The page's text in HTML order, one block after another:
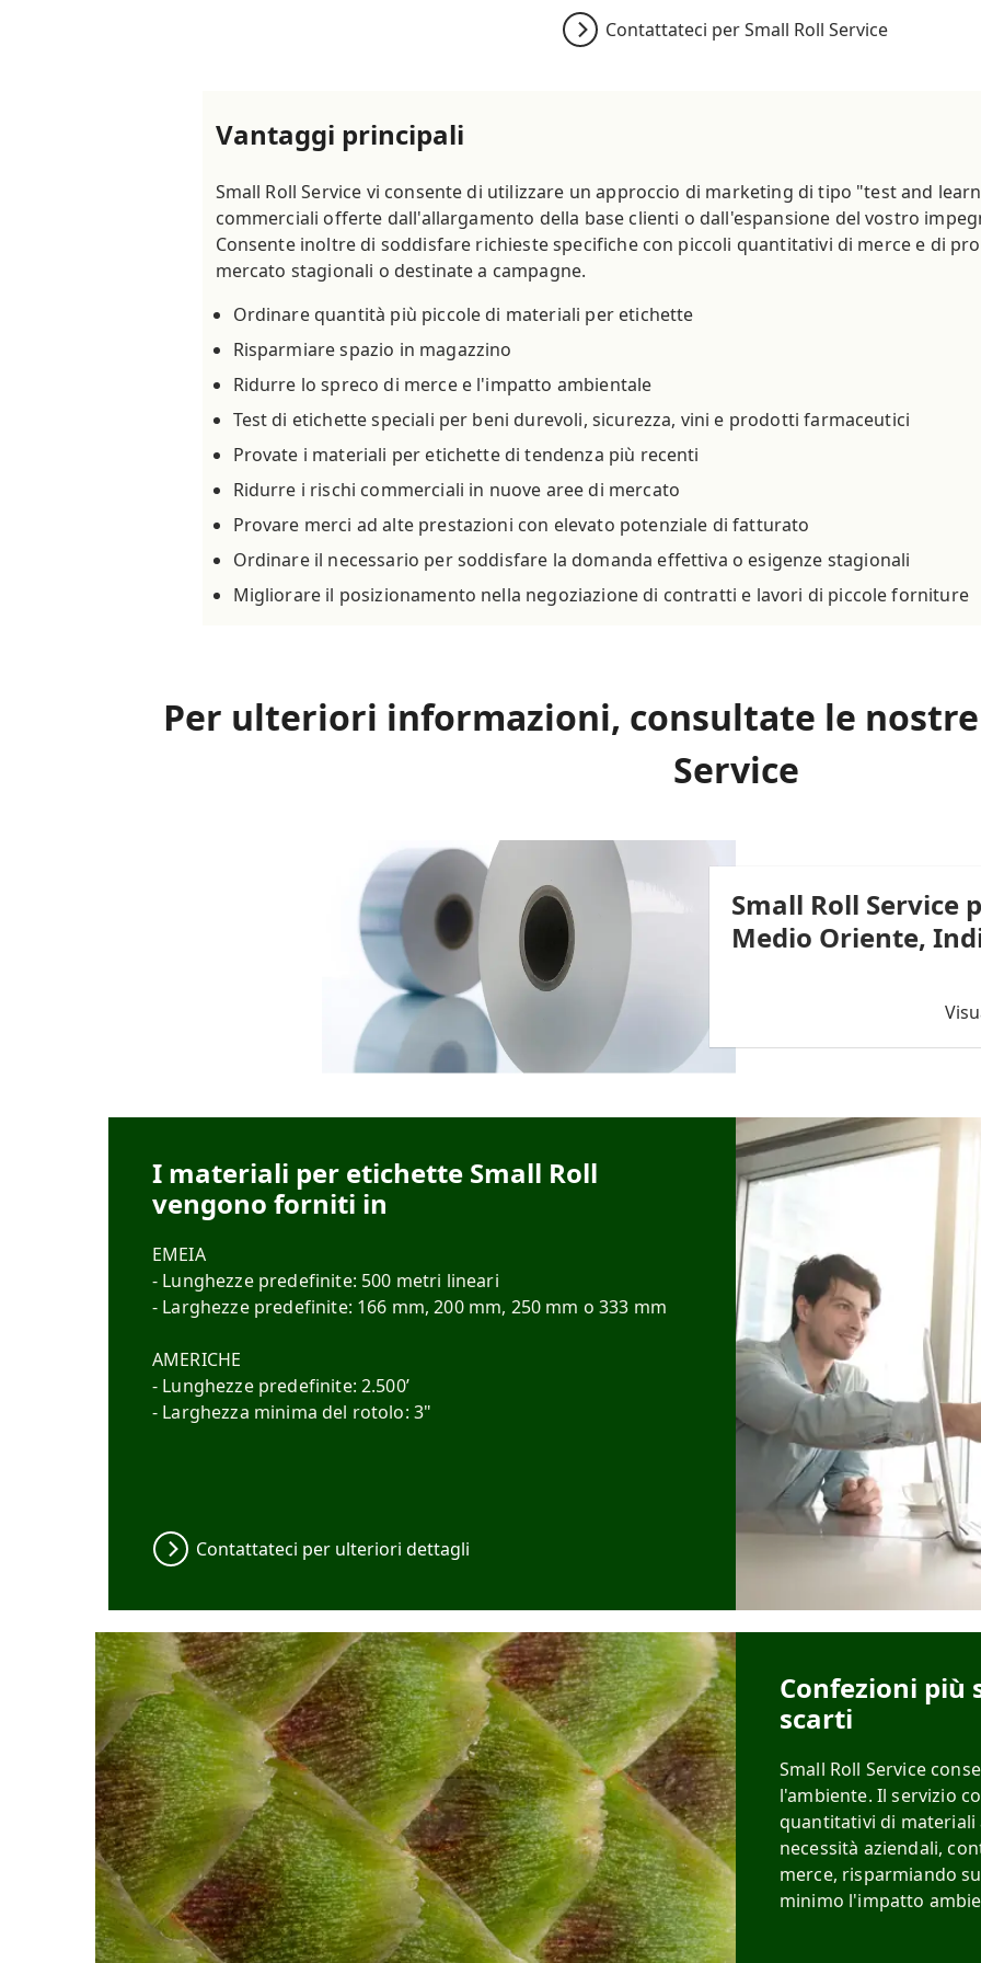
Contattateci per Small Roll Service
Vantaggi principali
Small Roll Service vi consente di utilizzare un approccio di marketing di tipo "test and
commerciali offerte dall'allargamento della base clienti o dall'espansione del vostro
Consente inoltre di soddisfare richieste specifiche con piccoli quantitativi di merce e di
mercato stagionali o destinate a campagne.
Ordinare quantità più piccole di materiali per etichette
Risparmiare spazio in magazzino
Ridurre lo spreco di merce e l'impatto ambientale
Test di etichette speciali per beni durevoli, sicurezza, vini e prodotti farmaceutici
Provate i materiali per etichette di tendenza più recenti
Ridurre i rischi commerciali in nuove aree di mercato
Provare merci ad alte prestazioni con elevato potenziale di fatturato
Ordinare il necessario per soddisfare la domanda effettiva o esigenze stagionali
Migliorare il posizionamento nella negoziazione di contratti e lavori di piccole forniture
Per ulteriori informazioni, consultate le
Service
Small Roll Service
Medio Oriente,
I materiali per etichette Small Roll
vengono forniti in
EMEIA
- Lunghezze predefinite: 500 metri lineari
- Larghezze predefinite: 166 mm, 200 mm, 250 mm o 333 mm
AMERICHE
- Lunghezze predefinite: 2.500’
- Larghezza minima del rotolo: 3"
Contattateci per ulteriori dettagli
Confezioni più
scarti
Small Roll Service
l'ambiente. Il servizio
quantitativi di materiali
necessità aziendali,
merce, risparmiando
minimo l'impatto